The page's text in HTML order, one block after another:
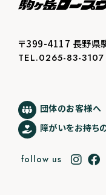
〒399-4117 長野県
TEL.0265-83-3107
団体のお客様へ
障がいをお持ち
follow us